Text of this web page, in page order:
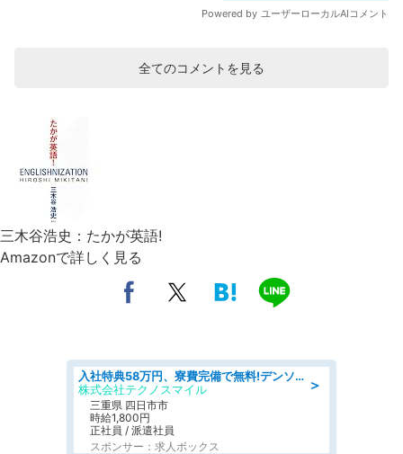
全てのコメントを見る
三木谷浩史：たかが英語!
Amazonで詳しく見る
＞
入社特典58万円、寮費完備で無料!デンソーで働こう!自動車工場で小型部品の検査業務 denso aichi
株式会社テクノスマイル
三重県 四日市市
時給1,800円
正社員 / 派遣社員
スポンサー：求人ボックス